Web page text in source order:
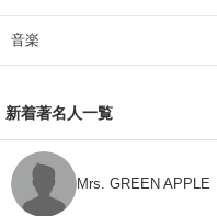
音楽
新着著名人一覧
Mrs. GREEN APPLE